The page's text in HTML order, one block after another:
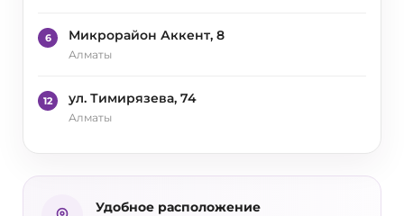
6 Микрорайон Аккент, 8
Алматы
12 ул. Тимирязева, 74
Алматы
Удобное расположение